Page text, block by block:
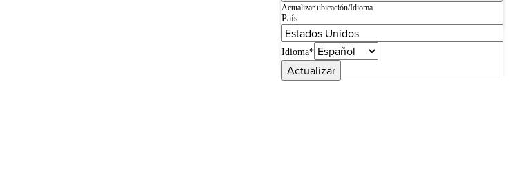
Vet Systems OrthoPedia Patient
Supplier Portal
Synergy Imaging & Resection
Actualizar ubicación/Idioma
País
Idioma*
Actualizar